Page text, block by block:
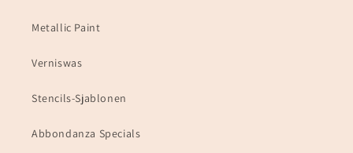
Metallic Paint
Verniswas
Stencils-Sjablonen
Abbondanza Specials